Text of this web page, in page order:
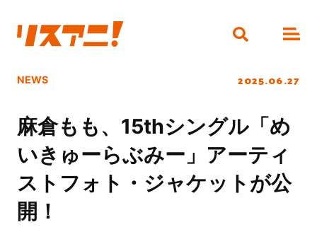
NEWS 2025.06.27
麻倉もも、15thシングル「め
いきゅーらぶみー」アーティ
ストフォト・ジャケットが公
開！